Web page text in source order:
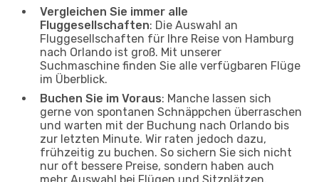
Vergleichen Sie immer alle
Fluggesellschaften: Die Auswahl an
Fluggesellschaften für Ihre Reise von Hamburg
nach Orlando ist groß. Mit unserer
Suchmaschine finden Sie alle verfügbaren Flüge
im Überblick.
Buchen Sie im Voraus: Manche lassen sich
gerne von spontanen Schnäppchen überraschen
und warten mit der Buchung nach Orlando bis
zur letzten Minute. Wir raten jedoch dazu,
frühzeitig zu buchen. So sichern Sie sich nicht
nur oft bessere Preise, sondern haben auch